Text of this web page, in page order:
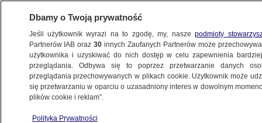
KONKRET24
ŚWIAT
Dbamy o Twoją prywatność
Jeśli użytkownik wyrazi na to zgodę, my, naszepodmioty
Partnerów IAB oraz30 innych Zaufanych Partnerów może
użytkownika i uzyskiwać do nich dostęp w celu zapewnienia
przeglądania. Odbywa się to poprzez przetwarzanie danych
przeglądania przechowywanych w plikach cookie. Użytkownik może
się przetwarzaniu w oparciu o uzasadniony interes w dowolnym
plików cookie i reklam”.
Polityka Prywatności